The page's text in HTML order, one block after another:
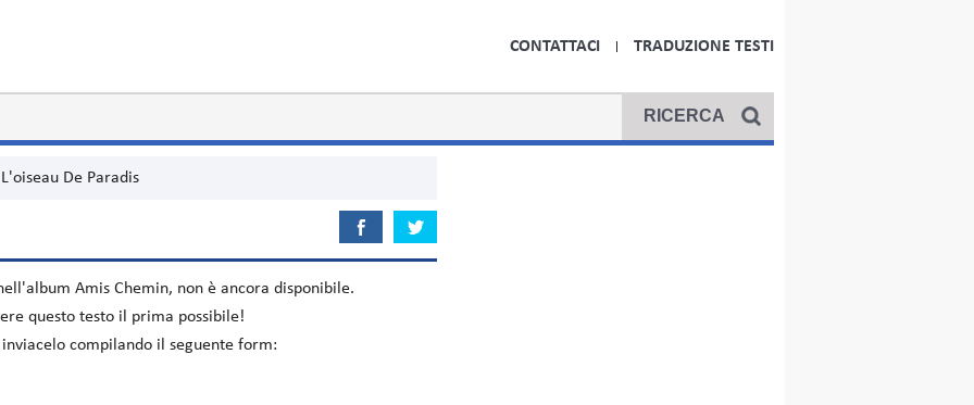
CONTATTACI TRADUZIONE TESTI
L'oiseau De Paradis
Amis Chemin, non è ancora disponibile.
questo testo il prima possibile!
compilando il seguente form: